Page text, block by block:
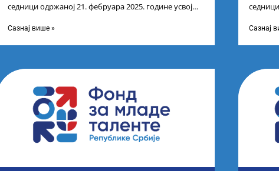
седници одржаној 21. фебруара 2025. године усвојио
Сазнај више » Сазнај